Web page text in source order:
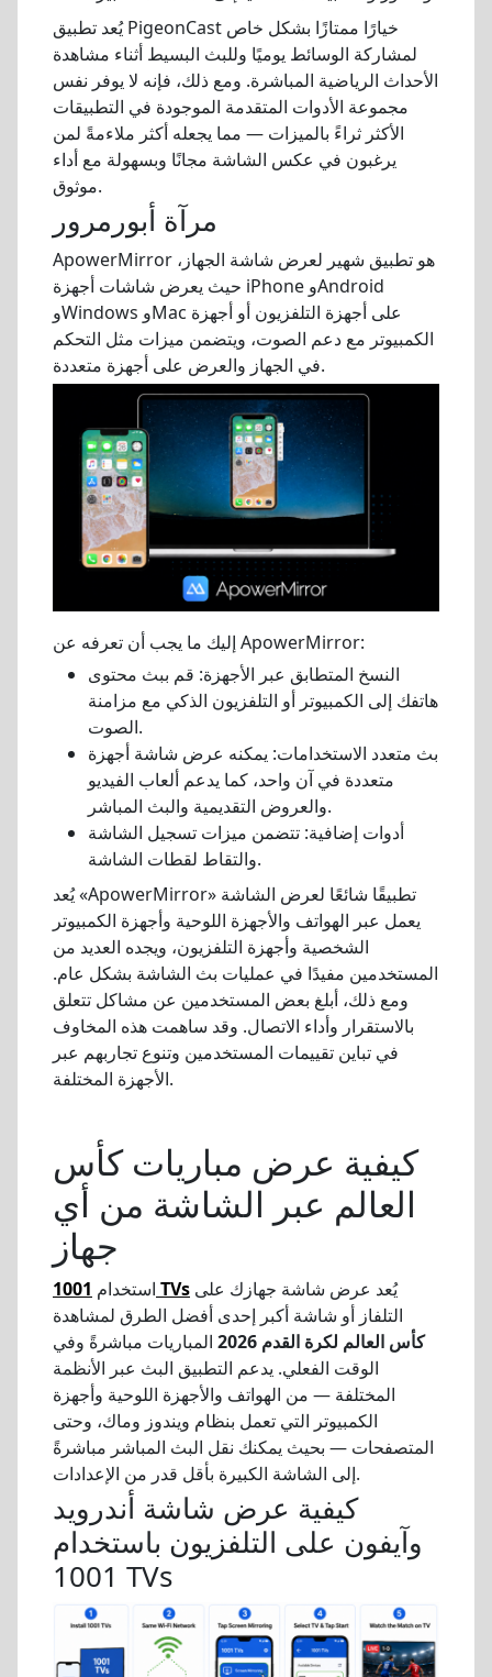
يُعد تطبيق PigeonCast خيارًا ممتازًا بشكل خاص
لمشاركة الوسائط يوميًا وللبث البسيط أثناء مشاهدة
الأحداث الرياضية المباشرة. ومع ذلك، فإنه لا يوفر نفس
مجموعة الأدوات المتقدمة الموجودة في التطبيقات
الأكثر ثراءً بالميزات — مما يجعله أكثر ملاءمةً لمن
يرغبون في عكس الشاشة مجانًا وبسهولة مع أداء
موثوق.
مرآة أبورمرور
ApowerMirror هو تطبيق شهير لعرض شاشة الجهاز،
حيث يعرض شاشات أجهزة iPhone وAndroid
وWindows وMac على أجهزة التلفزيون أو أجهزة
الكمبيوتر مع دعم الصوت، ويتضمن ميزات مثل التحكم
في الجهاز والعرض على أجهزة متعددة.
إليك ما يجب أن تعرفه عن ApowerMirror:
النسخ المتطابق عبر الأجهزة: قم ببث محتوى
هاتفك إلى الكمبيوتر أو التلفزيون الذكي مع مزامنة
الصوت.
بث متعدد الاستخدامات: يمكنه عرض شاشة أجهزة
متعددة في آن واحد، كما يدعم ألعاب الفيديو
والعروض التقديمية والبث المباشر.
أدوات إضافية: تتضمن ميزات تسجيل الشاشة
والتقاط لقطات الشاشة.
يُعد «ApowerMirror» تطبيقًا شائعًا لعرض الشاشة
يعمل عبر الهواتف والأجهزة اللوحية وأجهزة الكمبيوتر
الشخصية وأجهزة التلفزيون، ويجده العديد من
المستخدمين مفيدًا في عمليات بث الشاشة بشكل عام.
ومع ذلك، أبلغ بعض المستخدمين عن مشاكل تتعلق
بالاستقرار وأداء الاتصال. وقد ساهمت هذه المخاوف
في تباين تقييمات المستخدمين وتنوع تجاربهم عبر
الأجهزة المختلفة.
كيفية عرض مباريات كأس
العالم عبر الشاشة من أي
جهاز
استخدام 1001 TVs
التلفاز أو شاشة أكبر إحدى أفضل الطرق لمشاهدة
كأس العالم لكرة القدم 2026
المباريات مباشرةً وفي
الوقت الفعلي. يدعم التطبيق البث عبر الأنظمة
المختلفة — من الهواتف والأجهزة اللوحية وأجهزة
الكمبيوتر التي تعمل بنظام ويندوز وماك، وحتى
المتصفحات — بحيث يمكنك نقل البث المباشر مباشرةً
إلى الشاشة الكبيرة بأقل قدر من الإعدادات.
كيفية عرض شاشة أندرويد
وآيفون على التلفزيون باستخدام
1001 TVs